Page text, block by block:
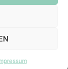
EPS & PDF